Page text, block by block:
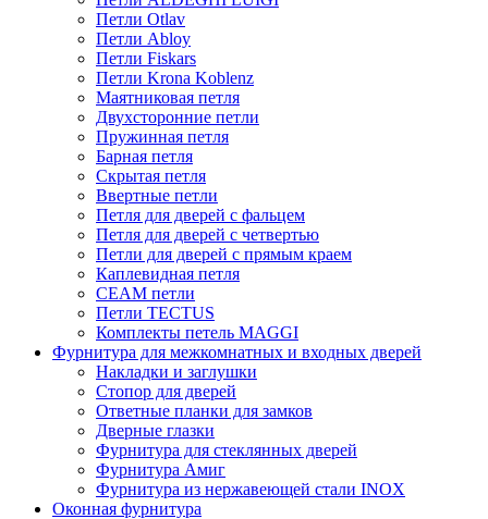
Петли Otlav
Петли Abloy
Петли Fiskars
Петли Krona Koblenz
Маятниковая петля
Двухсторонние петли
Пружинная петля
Барная петля
Скрытая петля
Ввертные петли
Петля для дверей с фальцем
Петля для дверей с четвертью
Петли для дверей с прямым краем
Каплевидная петля
CEAM петли
Петли TECTUS
Комплекты петель MAGGI
Фурнитура для межкомнатных и входных дверей
Накладки и заглушки
Стопор для дверей
Ответные планки для замков
Дверные глазки
Фурнитура для стеклянных дверей
Фурнитура Амиг
Фурнитура из нержавеющей стали INOX
Оконная фурнитура